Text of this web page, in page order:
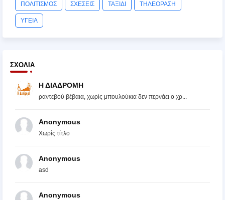
ΠΟΛΙΤΙΣΜΟΣ ΣΧΕΣΕΙΣ ΤΑΞΙΔΙ ΤΗΛΕΟΡΑΣΗ
ΥΓΕΙΑ
ΣΧΌΛΙΑ
Η ΔΙΑΔΡΟΜΗ
ραντεβού βέβαια, χωρίς μπουλούκια δεν περνάει ο χρ...
Anonymous
Χωρίς τίτλο
Anonymous
asd
Anonymous